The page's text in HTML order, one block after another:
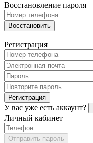
Восстановление пароля
Восстановить
Регистрация
Регистрация
У вас уже есть аккаунт?
Личный кабинет
Отправить пароль